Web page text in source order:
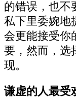
的错误，也不
私下里委婉地
会更能接受你
要，然而，选
现。
谦虚的人最受